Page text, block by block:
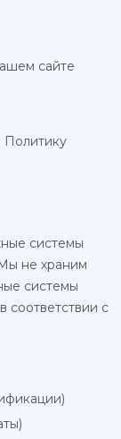
сайте
Политику
системы
не храним
системы
с